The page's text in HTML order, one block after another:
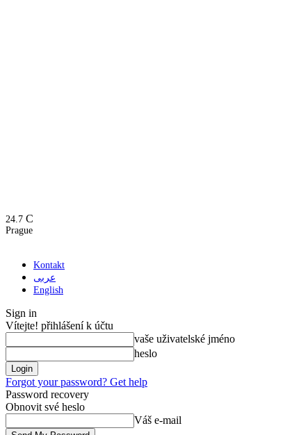
24.7 C
Prague
Kontakt
عربى
English
Sign in
Vítejte! přihlášení k účtu
vaše uživatelské jméno
heslo
Forgot your password? Get help
Password recovery
Obnovit své heslo
Váš e-mail